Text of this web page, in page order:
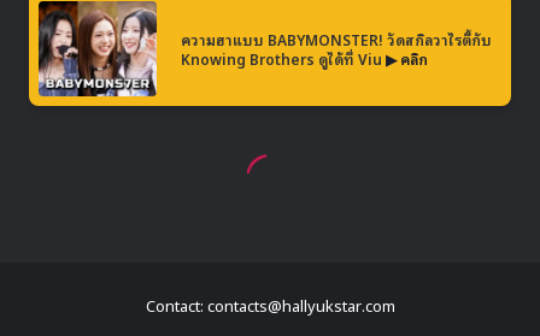
Contact: contacts@hallyukstar.com